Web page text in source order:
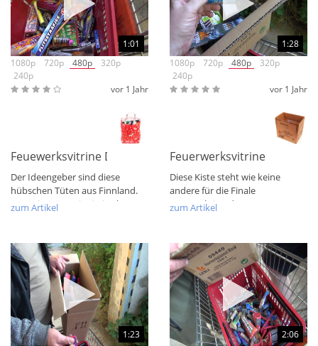
1:01
1080p
720p 480p
320p
240p
vor 1 Jahr
Feuewerksvitrine Der finnische Einkauf
Der Ideengeber sind diese
hübschen Tüten aus Finnland.
Da meine Frau Finnin ist, lag es
zum Artikel
1:28
1080p
720p 480p
320p
240p
vor 1 Jahr
Feuerwerksvitrine Bunte
Diese Kiste steht wie keine
andere für die Finale
Postenaktion der F1 Massen.
zum Artikel
1:23
2:06